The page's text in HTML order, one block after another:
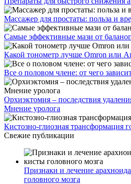
Массажер для простаты: польза и
Самые эффективные мази от
Какой тонометр лучше Omron или
Все о половом члене: от чего
Орхиэктомия – последствия
Мнение уролога
Кистозно-глиозная трансформация
Свежие публикации
Признаки и лечение
головного мозга